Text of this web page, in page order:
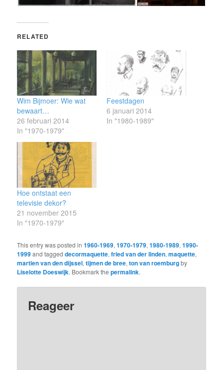
RELATED
Wim Bijmoer: Wie wat
bewaart…
26 februari 2014
In "1970-1979"
Feestdagen
6 januari 2014
In "1980-1989"
Hoe ontstaat een
televisie dekor?
21 november 2015
In "1970-1979"
This entry was posted in1960-1969,1970-1979,1980-1989,1990-
1999and taggeddecormaquette,fried van der linden,maquette,
martien van den dijssel,tijmen de bree,ton van roemburgby
Liselotte Doeswijk. Bookmark thepermalink.
Reageer